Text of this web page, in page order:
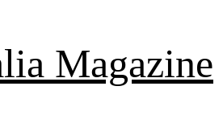
Magazine